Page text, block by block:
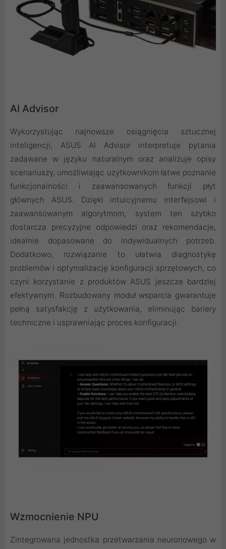
AI Advisor
Wykorzystując najnowsze osiągnięcia sztucznej
inteligencji, ASUS AI Advisor interpretuje pytania
zadawane w języku naturalnym oraz analizuje opisy
scenariuszy, umożliwiając użytkownikom łatwe poznanie
funkcjonalności i zaawansowanych funkcji płyt
głównych ASUS. Dzięki intuicyjnemu interfejsowi i
zaawansowanym algorytmom, system ten szybko
dostarcza precyzyjne odpowiedzi oraz rekomendacje,
idealnie dopasowane do indywidualnych potrzeb.
Dodatkowo, rozwiązanie to ułatwia diagnostykę
problemów i optymalizację konfiguracji sprzętowych, co
czyni korzystanie z produktów ASUS jeszcze bardziej
efektywnym. Rozbudowany moduł wsparcia gwarantuje
pełną satysfakcję z użytkowania, eliminując bariery
techniczne i usprawniając proces konfiguracji.
Wzmocnienie NPU
Zintegrowana jednostka przetwarzania neuronowego w